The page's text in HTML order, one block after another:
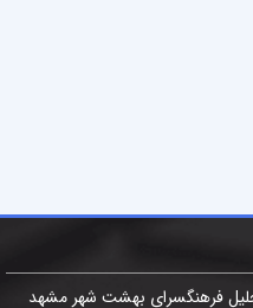
فرهنگسراي بهشت شهر مشهد